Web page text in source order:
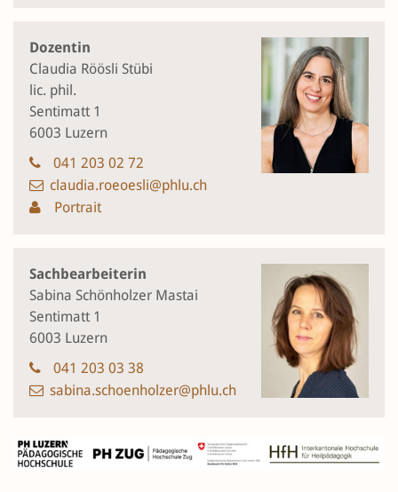
Dozentin
Claudia Röösli Stübi
lic. phil.
Sentimatt 1
6003 Luzern
041 203 02 72
claudia.roeoesli@phlu.ch
Portrait
Sachbearbeiterin
Sabina Schönholzer Mastai
Sentimatt 1
6003 Luzern
041 203 03 38
sabina.schoenholzer@phlu.ch